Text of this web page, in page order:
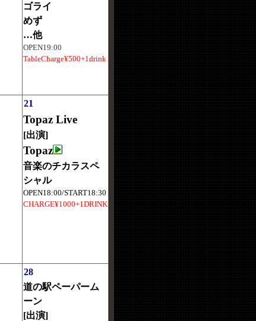
ゴライ
めず
…他
OPEN19:00
TableCharge¥500+1drink
21
Topaz Live
[出演]
Topaz
音楽のチカラスペ
シャル
OPEN18:00/START18:30
CHARGE¥1000+1DRINK
28
道の駅ペーパーム
ーン
[出演]